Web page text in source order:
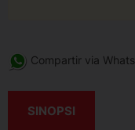
Compartir via
SINOPSI